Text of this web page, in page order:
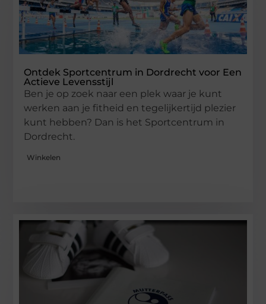
Ontdek Sportcentrum in Dordrecht voor Een
Actieve Levensstijl
Ben je op zoek naar een plek waar je kunt
werken aan je fitheid en tegelijkertijd plezier
kunt hebben? Dan is het Sportcentrum in
Dordrecht.
Winkelen